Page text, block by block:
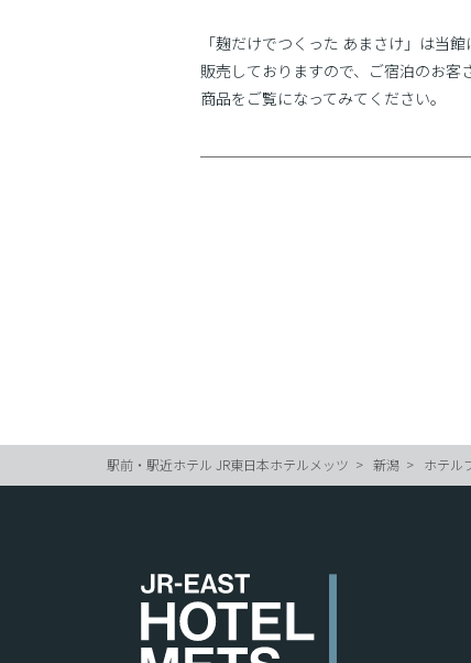
「麹だけでつくった あまさけ」は当
販売しておりますので、ご宿泊のお
商品をご覧になってみてください。
駅前・駅近ホテル JR東日本ホテルメッツ 新潟 ホテル